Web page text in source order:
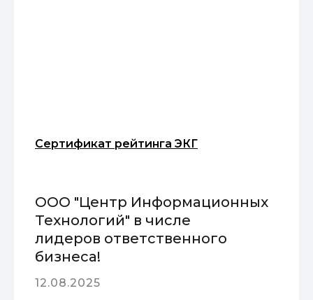
Сертификат рейтинга ЭКГ
ООО "Центр Информационных
Технологий" в числе
лидеров ответственного
бизнеса!
12.08.2025